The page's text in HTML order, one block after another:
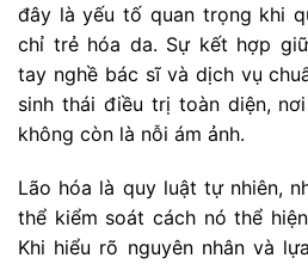
đây là yếu tố quan trọng khi
chỉ trẻ hóa da. Sự kết hợp
tay nghề bác sĩ và dịch vụ
sinh thái điều trị toàn diện, nơi
không còn là nỗi ám ảnh.
Lão hóa là quy luật tự nhiên,
thể kiểm soát cách nó thể
Khi hiểu rõ nguyên nhân và